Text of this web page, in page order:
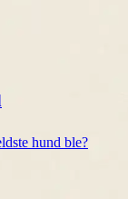
hund ble?